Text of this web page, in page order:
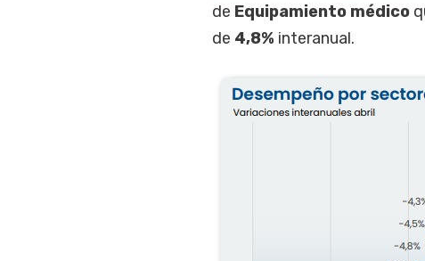
de Equipamiento médico
de 4,8% interanual.